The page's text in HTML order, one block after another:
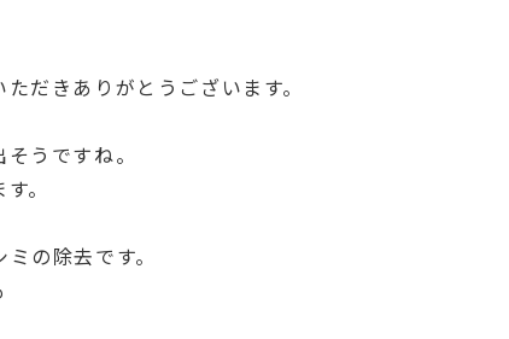
だきありがとうございます。
うですね。
。
の除去です。